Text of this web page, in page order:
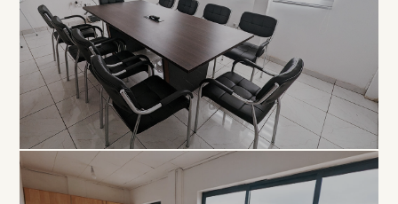
À PARTIR DE 5 000 FCFA / JOUR
PROFESSIONNEL